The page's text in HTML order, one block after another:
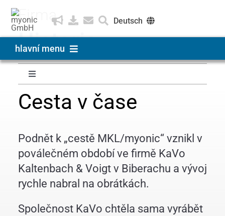
content
Deutsch
Deutsch
Čeština
hlavní menu
Produkty & Řešení
Applications CZ
About myonic CZ
Career CZ
Firma
Historie
Toggle
O společnosti myonic
Fakta & čísla
Struktura společnosti
Cesta v čase
Podnět k „cestě MKL/myonic“ vznikl v
poválečném období ve firmě KaVo
Kaltenbach & Voigt v Biberachu a vývoj
rychle nabral na obrátkách.
Společnost KaVo chtěla sama vyrábět